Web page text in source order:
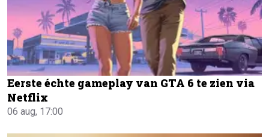
Eerste échte gameplay van GTA 6 te zien via
Netflix
06 aug, 17:00